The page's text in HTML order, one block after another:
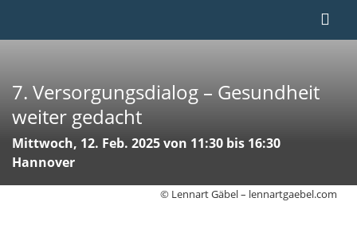
7. Versorgungsdialog – Gesundheit
weiter gedacht
Mittwoch, 12. Feb. 2025 von 11:30 bis 16:30
Hannover
© Lennart Gäbel – lennartgaebel.com